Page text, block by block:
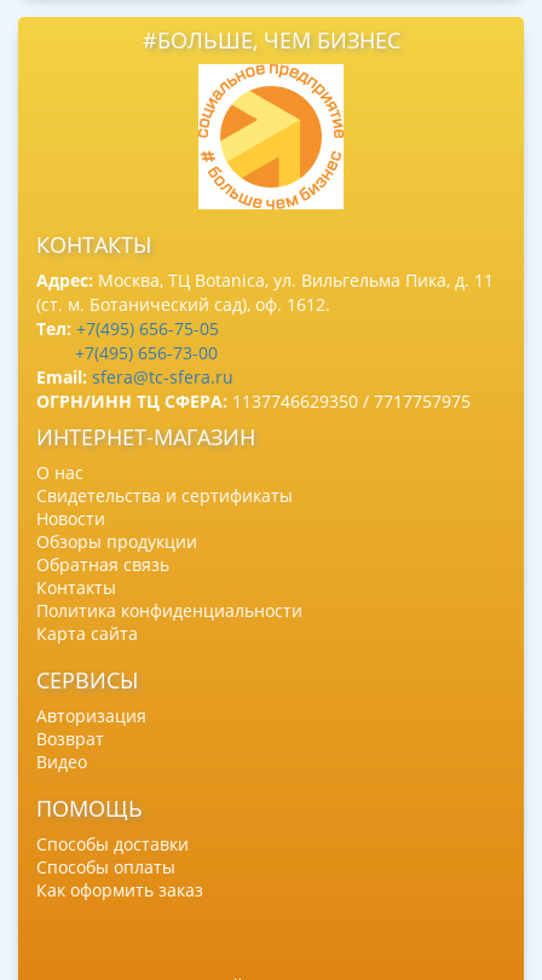
#БОЛЬШЕ, ЧЕМ БИЗНЕС
КОНТАКТЫ
Адрес: Москва, ТЦ Botanica, ул. Вильгельма Пика, д. 11
(ст. м. Ботанический сад), оф. 1612.
Тел: +7(495) 656-75-05
+7(495) 656-73-00
Email: sfera@tc-sfera.ru
ОГРН/ИНН ТЦ СФЕРА: 1137746629350 / 7717757975
ИНТЕРНЕТ-МАГАЗИН
О нас
Свидетельства и сертификаты
Новости
Обзоры продукции
Обратная связь
Контакты
Политика конфиденциальности
Карта сайта
СЕРВИСЫ
Авторизация
Возврат
Видео
ПОМОЩЬ
Способы доставки
Способы оплаты
Как оформить заказ